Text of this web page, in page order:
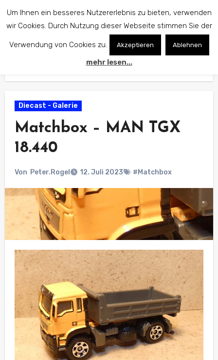
Diecast - Galerie
Matchbox – MAN TGX
18.440
Von Peter.Rogel 12. Juli 2023 #Matchbox
Um Ihnen ein besseres Nutzererlebnis zu bieten, verwenden
wir Cookies. Durch Nutzung dieser Webseite stimmen Sie der
Verwendung von Cookies zu. Akzeptieren Ablehnen
mehr lesen...